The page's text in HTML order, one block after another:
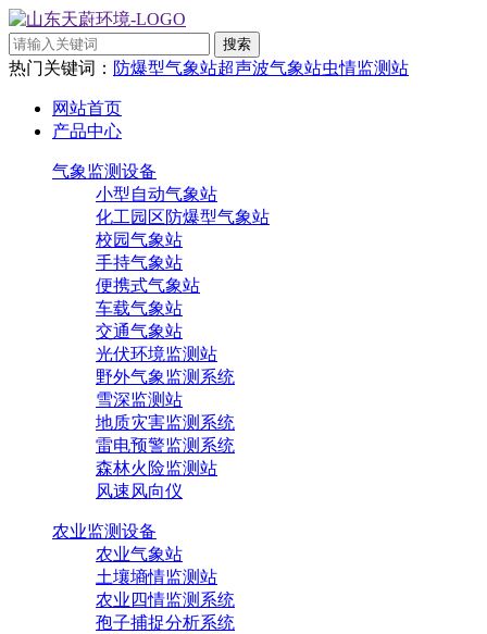
热门关键词： 防爆型气象站超声波气象站虫情监测站
网站首页
产品中心
气象监测设备
小型自动气象站
化工园区防爆型气象站
校园气象站
手持气象站
便携式气象站
车载气象站
交通气象站
光伏环境监测站
野外气象监测系统
雪深监测站
地质灾害监测系统
雷电预警监测系统
森林火险监测站
风速风向仪
农业监测设备
农业气象站
土壤墒情监测站
农业四情监测系统
孢子捕捉分析系统